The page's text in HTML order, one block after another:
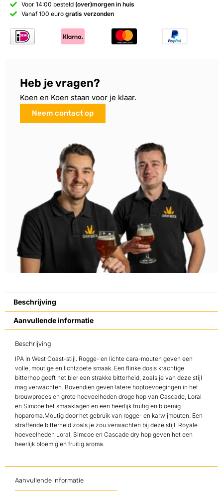
Voor 14:00 besteld (over)morgen in huis
Vanaf 100 euro gratis verzonden
Heb je vragen?
Koen en Koen staan voor je klaar.
Neem contact op
Beschrijving
Aanvullende informatie
Beschrijving
IPA in West Coast-stijl. Rogge- en lichte cara-mouten geven een
volle, moutige en lichtzoete smaak. Een flinke dosis krachtige
bitterhop geeft het bier een strakke bitterheid, zoals je van deze stijl
mag verwachten. Bovendien geven latere hoptoevoegingen in het
brouwproces en grote hoeveelheden droge hop van Cascade, Loral
en Simcoe het smaaklagen en een heerlijk fruitig en bloemig
hoparoma.Moutig door het gebruik van rogge- en karwijmouten. Een
straffende bitterheid zoals je zou verwachten bij deze stijl. Royale
hoeveelheden Loral, Simcoe en Cascade dry hop geven het een
heerlijk bloemig en fruitig aroma.
Aanvullende informatie